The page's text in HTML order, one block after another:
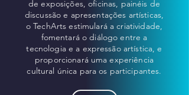
de exposições, oficinas, painéis de
discussão e apresentações artísticas,
o TechArts estimulará a criatividade,
fomentará o diálogo entre a
tecnologia e a expressão artística, e
proporcionará uma experiência
cultural única para os participantes.